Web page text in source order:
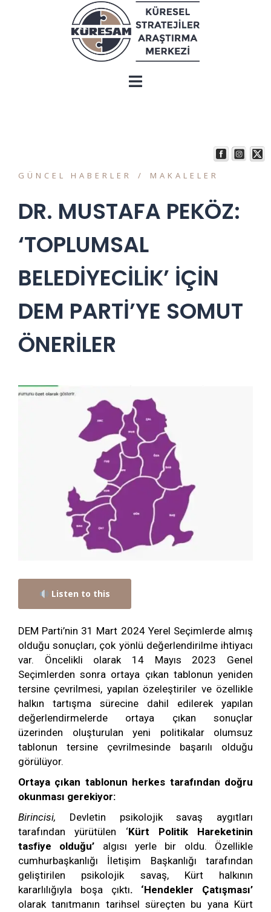
GÜNCEL HABERLER MAKALELER
DR. MUSTAFA PEKÖZ:
‘TOPLUMSAL
BELEDİYECİLİK’ İÇİN
DEM PARTİ’YE SOMUT
ÖNERİLER
Listen to this
DEM Parti’nin 31 Mart 2024 Yerel Seçimlerde almış
olduğu sonuçları, çok yönlü değerlendirilme ihtiyacı
var. Öncelikli olarak 14 Mayıs 2023 Genel
Seçimlerden sonra ortaya çıkan tablonun yeniden
tersine çevrilmesi, yapılan özeleştiriler ve özellikle
halkın tartışma sürecine dahil edilerek yapılan
değerlendirmelerde ortaya çıkan sonuçlar
üzerinden oluşturulan yeni politikalar olumsuz
tablonun tersine çevrilmesinde başarılı olduğu
görülüyor.
Ortaya çıkan tablonun herkes tarafından doğru
okunması gerekiyor:
Birincisi, Devletin psikolojik savaş aygıtları
tarafından yürütülen ‘Kürt Politik Hareketinin
tasfiye olduğu’ algısı yerle bir oldu. Özellikle
cumhurbaşkanlığı İletişim Başkanlığı tarafından
geliştirilen psikolojik savaş, Kürt halkının
kararlılığıyla boşa çıktı. ‘Hendekler Çatışması’
olarak tanıtmanın tarihsel süreçten bu yana Kürt